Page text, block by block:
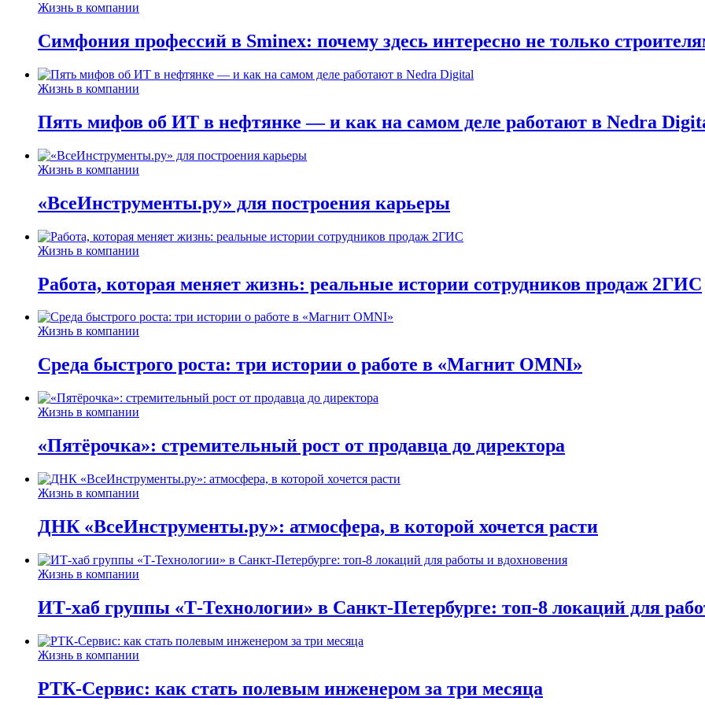
Жизнь в компании
Симфония профессий в Sminex: почему здесь интересно не только
Жизнь в компании
Пять мифов об ИТ в нефтянке — и как на самом деле работают в Nedra
Жизнь в компании
«ВсеИнструменты.ру» для построения карьеры
Жизнь в компании
Работа, которая меняет жизнь: реальные истории сотрудников продаж 2ГИС
Жизнь в компании
Среда быстрого роста: три истории о работе в «Магнит OMNI»
Жизнь в компании
«Пятёрочка»: стремительный рост от продавца до директора
Жизнь в компании
ДНК «ВсеИнструменты.ру»: атмосфера, в которой хочется расти
Жизнь в компании
ИТ-хаб группы «Т-Технологии» в Санкт-Петербурге: топ-8 локаций для
Жизнь в компании
РТК-Сервис: как стать полевым инженером за три месяца